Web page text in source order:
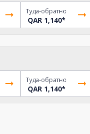
Туда-обратно
QAR 1,140*
Туда-обратно
QAR 1,140*